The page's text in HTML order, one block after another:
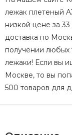
лежак плетеный
низкой цене за
доставка по
получении любых
лежаки! Если вы
Москве, то вы
500 товаров для